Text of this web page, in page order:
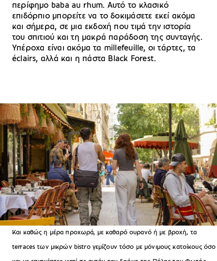
περίφημο baba au rhum. Αυτό το κλασικό
επιδόρπιο μπορείτε να το δοκιμάσετε εκεί ακόμα
και σήμερα, σε μια εκδοχή που τιμά την ιστορία
του σπιτιού και τη μακρά παράδοση της συνταγής.
Υπέροχα είναι ακόμα τα millefeuille, οι τάρτες, τα
éclairs, αλλά και η πάστα Black Forest.
Και καθώς η μέρα προχωρά, με καθαρό ουρανό ή με βροχή, τα
terraces των μικρών bistro γεμίζουν τόσο με μόνιμους κατοίκους όσο